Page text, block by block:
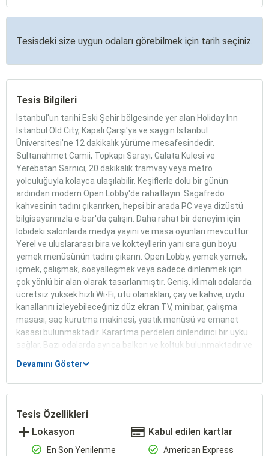
Tesisdeki size uygun odaları görebilmek için tarih seçiniz.
Tesis Bilgileri
İstanbul'un tarihi Eski Şehir bölgesinde yer alan Holiday Inn
Istanbul Old City, Kapalı Çarşı'ya ve saygın İstanbul
Üniversitesi'ne 12 dakikalık yürüme mesafesindedir.
Sultanahmet Camii, Topkapı Sarayı, Galata Kulesi ve
Yerebatan Sarnıcı, 20 dakikalık tramvay veya metro
yolculuğuyla kolayca ulaşılabilir. Keşiflerle dolu bir günün
ardından modern Open Lobby'de rahatlayın. Sagafredo
kahvesinin tadını çıkarırken, hepsi bir arada PC veya dizüstü
bilgisayarınızla e-bar'da çalışın. Daha rahat bir deneyim için
lobideki salonlarda medya yayını ve masa oyunları mevcuttur.
Yerel ve uluslararası bira ve kokteyllerin yanı sıra gün boyu
yemek menüsünün tadını çıkarın. Open Lobby, yemek yemek,
içmek, çalışmak, sosyalleşmek veya sadece dinlenmek için
çok yönlü bir alan olarak tasarlanmıştır. Geniş, klimalı odalarda
ücretsiz yüksek hızlı Wi-Fi, ütü olanakları, çay ve kahve, uydu
kanallarını izleyebileceğiniz düz ekran TV, minibar, çalışma
masası, saç kurutma makinesi, yastık menüsü ve emanet
kasası bulunmaktadır. Karartma perdeleri dinlendirici bir uyku
sağlar. Bazı odalarda ayrıca balkon ve koltuk bulunmaktadır ve
Devamını Göster
Tesis Özellikleri
Lokasyon
En Son Yenilenme
Kabul edilen kartlar
American Express